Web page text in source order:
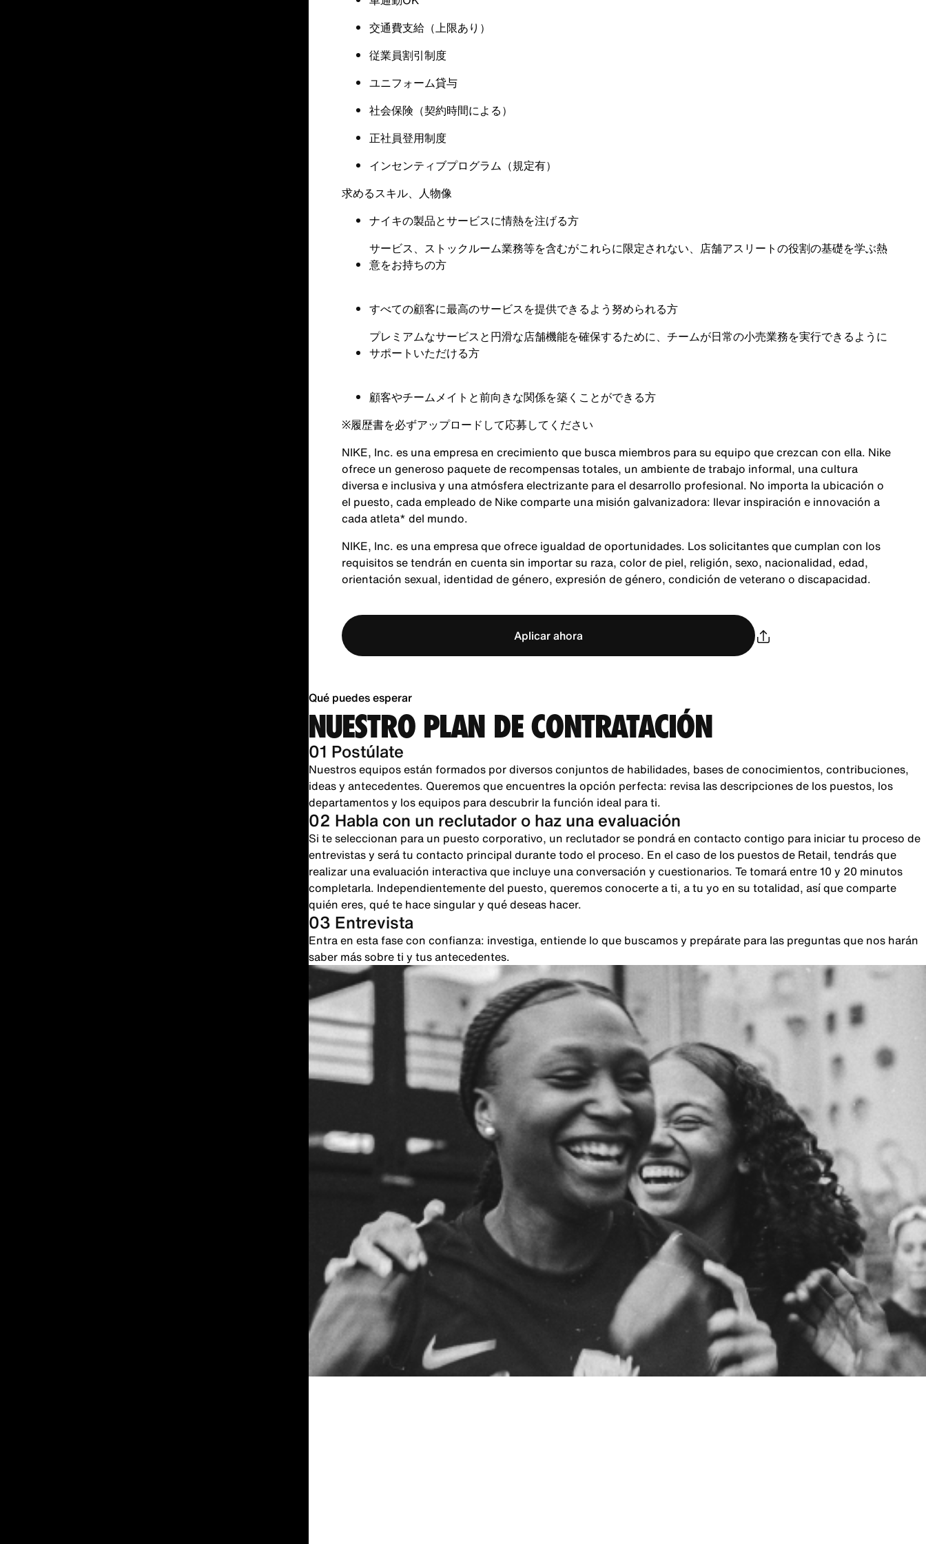
交通費支給（上限あり）
従業員割引制度
ユニフォーム貸与
社会保険 （契約時間による）
正社員登用制度
インセンティブプログラム（規定有）
求めるスキル、人物像
ナイキの製品とサービスに情熱を注げる方
サービス、ストックルーム業務等を含むがこれらに限定されない、店舗アスリートの役割の基礎を学ぶ熱
意をお持ちの方
すべての顧客に最高のサービスを提供できるよう努められる方
プレミアムなサービスと円滑な店舗機能を確保するために、チームが日常の小売業務を実行できるように
サポートいただける方
顧客やチームメイトと前向きな関係を築くことができる方
※履歴書を必ずアップロードして応募してください
NIKE, Inc. es una empresa en crecimiento que busca miembros para su equipo que crezcan con ella. Nike
ofrece un generoso paquete de recompensas totales, un ambiente de trabajo informal, una cultura
diversa e inclusiva y una atmósfera electrizante para el desarrollo profesional. No importa la ubicación o
el puesto, cada empleado de Nike comparte una misión galvanizadora: llevar inspiración e innovación a
cada atleta* del mundo.
NIKE, Inc. es una empresa que ofrece igualdad de oportunidades. Los solicitantes que cumplan con los
requisitos se tendrán en cuenta sin importar su raza, color de piel, religión, sexo, nacionalidad, edad,
orientación sexual, identidad de género, expresión de género, condición de veterano o discapacidad.
Aplicar ahora
Qué puedes esperar
NUESTRO PLAN DE CONTRATACIÓN
01 Postúlate
Nuestros equipos están formados por diversos conjuntos de habilidades, bases de conocimientos, contribuciones,
ideas y antecedentes. Queremos que encuentres la opción perfecta: revisa las descripciones de los puestos, los
departamentos y los equipos para descubrir la función ideal para ti.
02 Habla con un reclutador o haz una evaluación
Si te seleccionan para un puesto corporativo, un reclutador se pondrá en contacto contigo para iniciar tu proceso de
entrevistas y será tu contacto principal durante todo el proceso. En el caso de los puestos de Retail, tendrás que
realizar una evaluación interactiva que incluye una conversación y cuestionarios. Te tomará entre 10 y 20 minutos
completarla. Independientemente del puesto, queremos conocerte a ti, a tu yo en su totalidad, así que comparte
quién eres, qué te hace singular y qué deseas hacer.
03 Entrevista
Entra en esta fase con confianza: investiga, entiende lo que buscamos y prepárate para las preguntas que nos harán
saber más sobre ti y tus antecedentes.